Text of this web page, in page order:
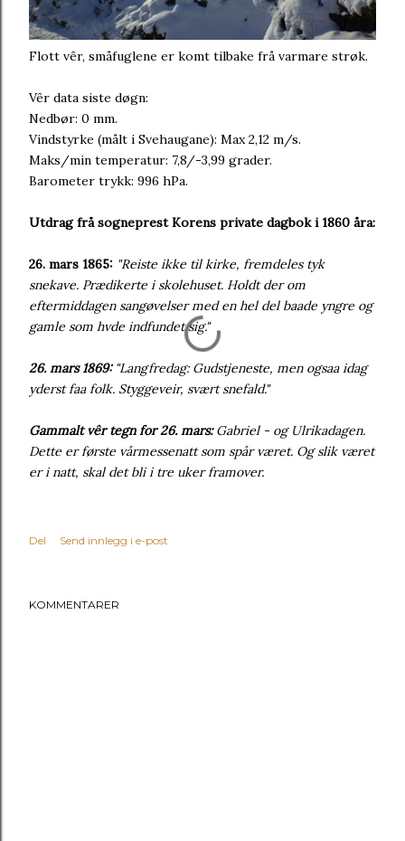
Flott vêr, småfuglene er komt tilbake frå varmare strøk.
Vêr data siste døgn:
Nedbør: 0 mm.
Vindstyrke (målt i Svehaugane): Max 2,12 m/s.
Maks/min temperatur: 7,8/-3,99 grader.
Barometer trykk: 996 hPa.
Utdrag frå sogneprest Korens private dagbok i 1860 åra:
26. mars 1865: "Reiste ikke til kirke, fremdeles tyk
snekave. Prædikerte i skolehuset. Holdt der om
eftermiddagen sangøvelser med en hel del baade yngre og
gamle som hvde indfundet sig."
26. mars 1869: "Langfredag: Gudstjeneste, men ogsaa idag
yderst faa folk. Styggeveir, svært snefald."
Gammalt vêr tegn for 26. mars:Gabriel - og Ulrikadagen.
Dette er første vårmessenatt som spår været. Og slik været
er i natt, skal det bli i tre uker framover.
Del Send innlegg i e-post
KOMMENTARER